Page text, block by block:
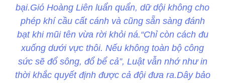
bại.Gió Hoàng Liên luẩn quẩn, dữ dội không cho
phép khí cầu cất cánh và cũng sẵn sàng đánh
bạt khi mũi tên vừa rời khỏi ná.“Chỉ còn cách đu
xuống dưới vực thôi. Nếu không toàn bộ công
sức sẽ đổ sông, đổ bể cả”, Luật vẫn nhớ như in
thời khắc quyết định được cả đội đưa ra.Dây bảo